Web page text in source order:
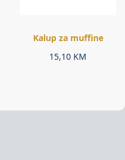
Kalup za muffine
15,10 KM